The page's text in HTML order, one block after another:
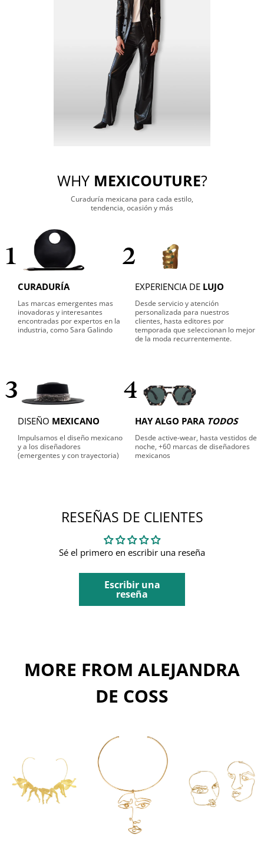
WHY MEXICOUTURE?
Curaduría mexicana para cada estilo,
tendencia, ocasión y más
1
CURADURÍA
Las marcas emergentes mas
inovadoras y interesantes
encontradas por expertos en la
industria, como Sara Galindo
2
EXPERIENCIA DE LUJO
Desde servicio y atención
personalizada para nuestros
clientes, hasta editores por
temporada que seleccionan lo mejor
de la moda recurrentemente.
3
DISEÑO MEXICANO
Impulsamos el diseño mexicano
y a los diseñadores
(emergentes y con trayectoria)
4
HAY ALGO PARA TODOS
Desde active-wear, hasta vestidos de
noche, +60 marcas de diseñadores
mexicanos
RESEÑAS DE CLIENTES
Sé el primero en escribir una reseña
Escribir una
reseña
MORE FROM ALEJANDRA
DE COSS